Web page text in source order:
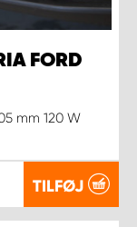
FORD
mm 120 W
TILFØJ